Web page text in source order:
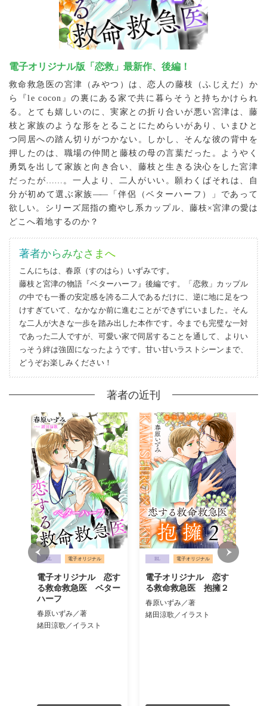
電子オリジナル版「恋救」最新作、後編！
救命救急医の宮津（みやつ）は、恋人の藤枝（ふじえだ）か
ら『le cocon』の裏にある家で共に暮らそうと持ちかけられ
る。とても嬉しいのに、実家との折り合いが悪い宮津は、藤
枝と家族のような形をとることにためらいがあり、いまひと
つ同居への踏ん切りがつかない。しかし、そんな彼の背中を
押したのは、職場の仲間と藤枝の母の言葉だった。ようやく
勇気を出して家族と向き合い、藤枝と生きる決心をした宮津
だったが……。一人より、二人がいい。願わくばそれは、自
分が初めて選ぶ家族――「伴侶（ベターハーフ）」であって
欲しい。シリーズ屈指の癒やし系カップル、藤枝×宮津の愛は
どこへ着地するのか？
著者からみなさまへ
こんにちは、春原（すのはら）いずみです。
藤枝と宮津の物語『ベターハーフ』後編です。「恋救」カップル
の中でも一番の安定感を誇る二人であるだけに、逆に地に足をつ
けすぎていて、なかなか前に進むことができずにいました。そん
な二人が大きな一歩を踏み出した本作です。今までも完璧な一対
であった二人ですが、可愛い家で同居することを通して、よりい
っそう絆は強固になったようです。甘い甘いラストシーンまで、
どうぞお楽しみください！
著者の近刊
BL 電子オリジナル
電子オリジナル 恋す
る救命救急医 ベター
ハーフ
春原いずみ／著
緒田涼歌／イラスト
BL 電子オリジナル
電子オリジナル 恋す
る救命救急医 抱擁２
春原いずみ／著
緒田涼歌／イラスト